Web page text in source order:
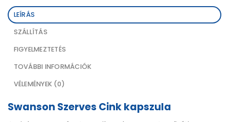
LEÍRÁS
SZÁLLÍTÁS
FIGYELMEZTETÉS
TOVÁBBI INFORMÁCIÓK
VÉLEMÉNYEK (0)
Swanson Szerves Cink kapszula